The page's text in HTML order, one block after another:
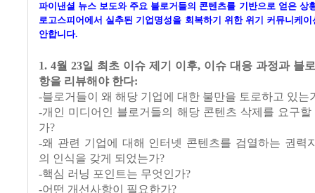
파이낸셜 뉴스 보도와 주요 블로거들의 콘텐츠를 기반으로 얻은 상
로고스피어에서 실추된 기업명성을 회복하기 위한 위기 커뮤니케
안합니다.
1. 4월 23일 최초 이슈 제기 이후, 이슈 대응 과정과 블
항을 리뷰해야 한다:
-블로거들이 왜 해당 기업에 대한 불만을 토로하고 있는
-개인 미디어인 블로거들의 해당 콘텐츠 삭제를 요구
가?
-왜 관련 기업에 대해 인터넷 콘텐츠를 검열하는 권력
의 인식을 갖게 되었는가?
-핵심 러닝 포인트는 무엇인가?
-어떤 개선사항이 필요한가?